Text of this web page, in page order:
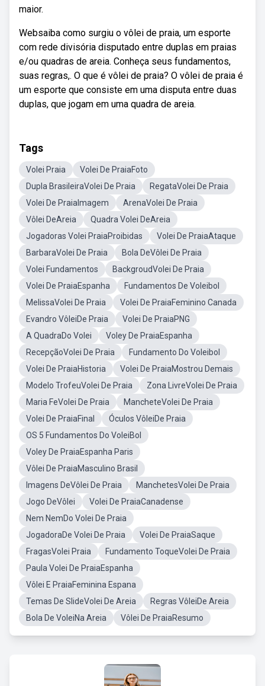
maior.
Websaiba como surgiu o vôlei de praia, um esporte
com rede divisória disputado entre duplas em praias
e/ou quadras de areia. Conheça seus fundamentos,
suas regras,. O que é vôlei de praia? O vôlei de praia é
um esporte que consiste em uma disputa entre duas
duplas, que jogam em uma quadra de areia.
Tags
Volei Praia
Volei De PraiaFoto
Dupla BrasileiraVolei De Praia
RegataVolei De Praia
Volei De PraiaImagem
ArenaVolei De Praia
Vôlei DeAreia
Quadra Volei DeAreia
Jogadoras Volei PraiaProibidas
Volei De PraiaAtaque
BarbaraVolei De Praia
Bola DeVôlei De Praia
Volei Fundamentos
BackgroudVolei De Praia
Volei De PraiaEspanha
Fundamentos De Voleibol
MelissaVolei De Praia
Volei De PraiaFeminino Canada
Evandro VôleiDe Praia
Volei De PraiaPNG
A QuadraDo Volei
Voley De PraiaEspanha
RecepçãoVolei De Praia
Fundamento Do Voleibol
Volei De PraiaHistoria
Volei De PraiaMostrou Demais
Modelo TrofeuVolei De Praia
Zona LivreVolei De Praia
Maria FeVolei De Praia
MancheteVolei De Praia
Volei De PraiaFinal
Óculos VôleiDe Praia
OS 5 Fundamentos Do VoleiBol
Voley De PraiaEspanha Paris
Vôlei De PraiaMasculino Brasil
Imagens DeVôlei De Praia
ManchetesVolei De Praia
Jogo DeVôlei
Volei De PraiaCanadense
Nem NemDo Volei De Praia
JogadoraDe Volei De Praia
Volei De PraiaSaque
FragasVolei Praia
Fundamento ToqueVolei De Praia
Paula Volei De PraiaEspanha
Vôlei E PraiaFeminina Espana
Temas De SlideVolei De Areia
Regras VôleiDe Areia
Bola De VoleiNa Areia
Vôlei De PraiaResumo